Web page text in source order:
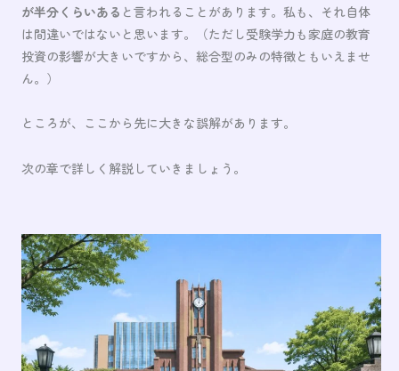
が半分くらいある と言われることがあります。私も、それ自体
は間違いではないと思います。（ただし受験学力も家庭の教育
投資の影響が大きいですから、総合型のみの特徴ともいえませ
ん。）
ところが、ここから先に大きな誤解があります。
次の章で詳しく解説していきましょう。